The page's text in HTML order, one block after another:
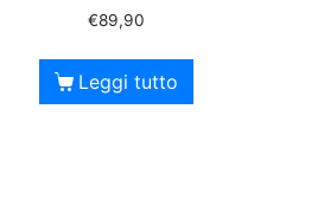
€89,90
Leggi tutto